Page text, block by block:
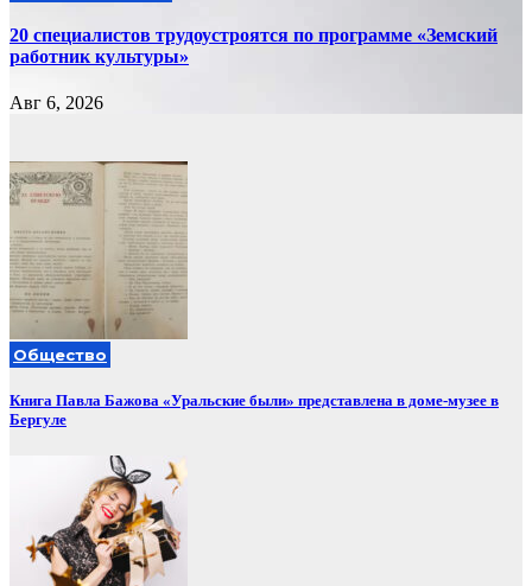
20 специалистов трудоустроятся по программе «Земский
работник культуры»
Авг 6, 2026
Общество
Книга Павла Бажова «Уральские были» представлена в доме-музее в
Бергуле